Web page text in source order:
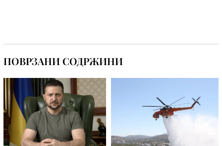
ПОВРЗАНИ СОДРЖИНИ